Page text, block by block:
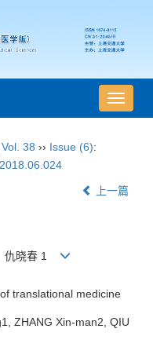
导
航
Vol. 38 ›› Issue (6):
上一篇
仇晓春 1
translational medicine
ZHANG Xin-man2, QIU